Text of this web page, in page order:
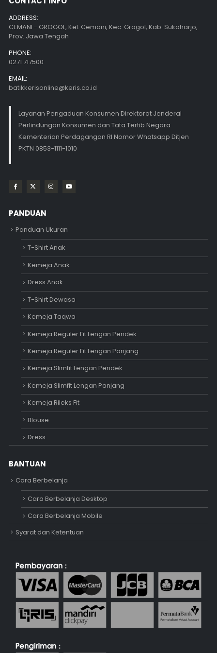
ADDRESS:
CEMANI - GROGOL, Kel. Cemani, Kec. Grogol, Kab. Sukoharjo,
Prov. Jawa Tengah
PHONE:
0271 717500
EMAIL:
batikkerisonline@keris.co.id
Layanan Pengaduan Konsumen Direktorat Jenderal
Perlindungan Konsumen dan Tata Tertib Negara
Kementerian Perdagangan RI Nomor Whatsapp Ditjen
PKTN 0853-1111-1010
PANDUAN
Panduan Ukuran
T-Shirt Anak
Kemeja Anak
Dress Anak
T-Shirt Dewasa
Kemeja Taqwa
Kemeja Reguler Fit Lengan Pendek
Kemeja Reguler Fit Lengan Panjang
Kemeja Slimfit Lengan Pendek
Kemeja Slimfit Lengan Panjang
Kemeja Rileks Fit
Blouse
Dress
BANTUAN
Cara Berbelanja
Cara Berbelanja Desktop
Cara Berbelanja Mobile
Syarat dan Ketentuan